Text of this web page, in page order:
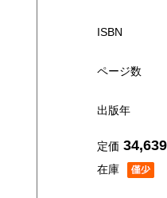
ISBN
ページ数
出版年
在庫
定価